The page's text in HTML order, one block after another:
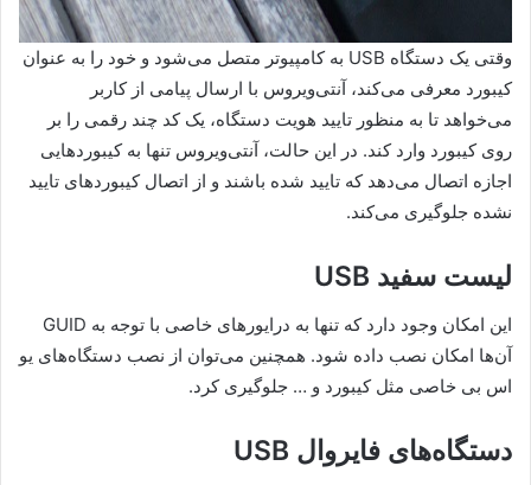
وقتی یک دستگاه USB به کامپیوتر متصل می‌شود و خود را به عنوان
کیبورد معرفی می‌کند، آنتی‌ویروس با ارسال پیامی از کاربر
می‌خواهد تا به منظور تایید هویت دستگاه، یک کد چند رقمی را بر
روی کیبورد وارد کند. در این حالت، آنتی‌ویروس تنها به کیبوردهایی
اجازه اتصال می‌دهد که تایید شده باشند و از اتصال کیبوردهای تایید
نشده جلوگیری می‌کند.
لیست سفید USB
این امکان وجود دارد که تنها به درایورهای خاصی با توجه به GUID
آن‌ها امکان نصب داده شود. همچنین می‌توان از نصب دستگاه‌های یو
اس بی خاصی مثل کیبورد و … جلوگیری کرد.
دستگاه‌های فایروال USB